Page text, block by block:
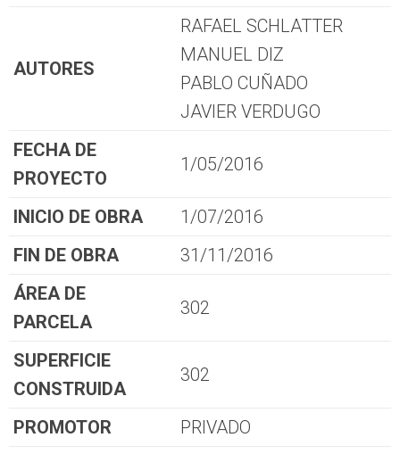
AUTORES
RAFAEL SCHLATTER
MANUEL DIZ
PABLO CUÑADO
JAVIER VERDUGO
FECHA DE
PROYECTO
1/05/2016
INICIO DE OBRA
1/07/2016
FIN DE OBRA
31/11/2016
ÁREA DE
PARCELA
302
SUPERFICIE
CONSTRUIDA
302
PROMOTOR PRIVADO